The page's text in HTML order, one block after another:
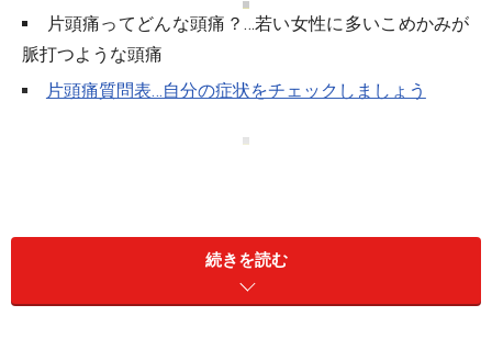
片頭痛ってどんな頭痛？…若い女性に多いこめかみが
脈打つような頭痛
片頭痛質問表…自分の症状をチェックしましょう
片頭痛ってどんな頭痛？
若い女性に多いこめかみが脈打つような頭
痛
続きを読む